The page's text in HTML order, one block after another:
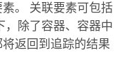
。 关联要素可包括
，除了容器、容器中
返回到追踪的结果